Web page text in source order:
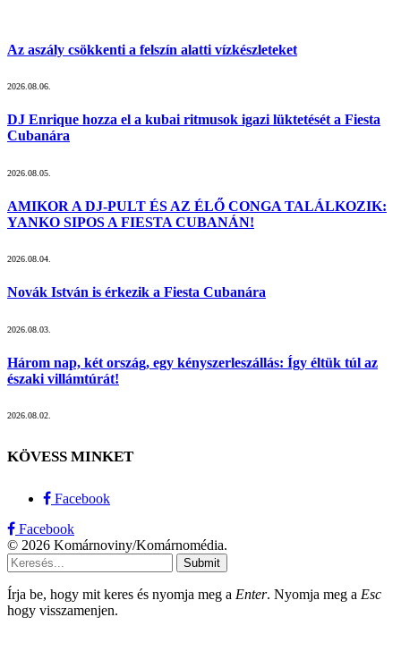
Az aszály csökkenti a felszín alatti vízkészleteket
2026.08.06.
DJ Enrique hozza el a kubai ritmusok igazi lüktetését a Fiesta
Cubanára
2026.08.05.
AMIKOR A DJ-PULT ÉS AZ ÉLŐ CONGA TALÁLKOZIK:
YANKO SIPOS A FIESTA CUBANÁN!
2026.08.04.
Novák István is érkezik a Fiesta Cubanára
2026.08.03.
Három nap, két ország, egy kényszerleszállás: Így éltük túl az
északi villámtúrát!
2026.08.02.
KÖVESS MINKET
Facebook
Facebook
© 2026 Komárnoviny/Komárnomédia.
Submit
Írja be, hogy mit keres és nyomja meg a Enter. Nyomja meg a Esc
hogy visszamenjen.